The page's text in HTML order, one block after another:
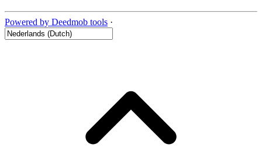
Powered by Deedmob tools ·